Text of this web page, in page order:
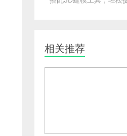
相关推荐